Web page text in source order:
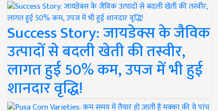
Success Story: जायडेक्स के जैविक
उत्पादों से बदली खेती की तस्वीर,
लागत हुई 50% कम, उपज में भी हुई
शानदार वृद्धि!